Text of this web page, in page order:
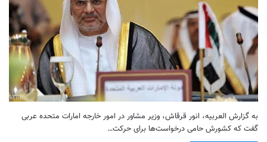
‌به گزارش العربیه، انور قرقاش، وزیر مشاور در امور خارجه امارات متحده عربی
گفت که کشورش حامی درخواست‌ها برای حرکت…